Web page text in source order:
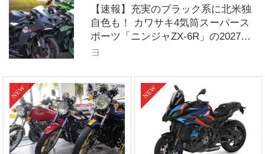
アリーズ Vol.385〉
【速報】充実のブラック系に北米独
自色も！ カワサキ4気筒スーパース
ポーツ「ニンジャZX-6R」の2027年
モデルを発表、2気筒ニンジャも出
ヨ